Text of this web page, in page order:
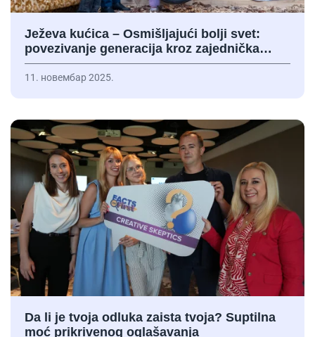
Ježeva kućica – Osmišljajući bolji svet:
povezivanje generacija kroz zajednička…
11. новембар 2025.
Da li je tvoja odluka zaista tvoja? Suptilna
moć prikrivenog oglašavanja